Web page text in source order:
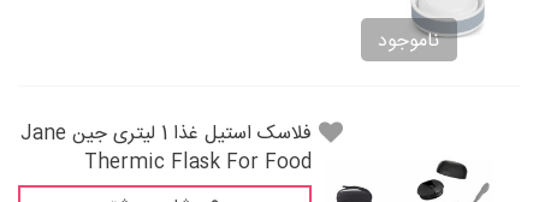
ناموجود
فلاسک استیل غذا 1 لیتری جین Jane
Thermic Flask For Food